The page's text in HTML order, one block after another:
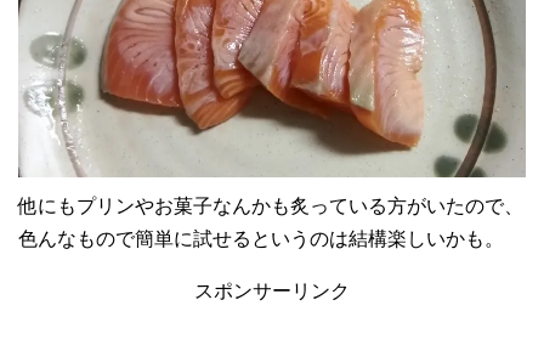
他にもプリンやお菓子なんかも炙っている方がいたので、
色んなもので簡単に試せるというのは結構楽しいかも。
スポンサーリンク